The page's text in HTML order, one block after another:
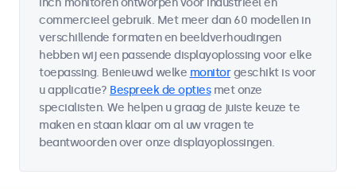
inch monitoren ontworpen voor industrieel en
commercieel gebruik. Met meer dan 60 modellen in
verschillende formaten en beeldverhoudingen
hebben wij een passende displayoplossing voor elke
toepassing. Benieuwd welke monitorgeschikt is voor
u applicatie? Bespreek de optiesmet onze
specialisten. We helpen u graag de juiste keuze te
maken en staan klaar om al uw vragen te
beantwoorden over onze displayoplossingen.